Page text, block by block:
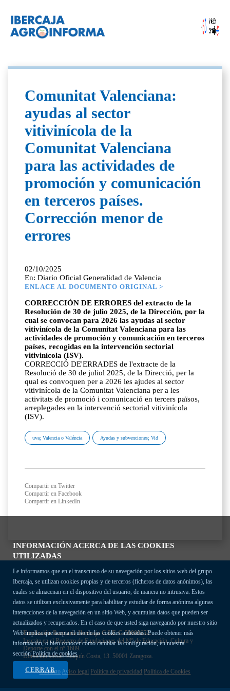
INFORMACIÓN ACERCA DE LAS COOKIES
UTILIZADAS
Le informamos que en el transcurso de su navegación por los sitios web del grupo
Ibercaja, se utilizan cookies propias y de terceros (ficheros de datos anónimos), las
cuales se almacenan en el dispositivo del usuario, de manera no intrusiva. Estos
datos se utilizan exclusivamente para habilitar y estudiar de forma anónima algunas
interacciones de la navegación en un sitio Web, y acumulan datos que pueden ser
actualizados y recuperados. En el caso de que usted siga navegando por nuestro sitio
Web implica que acepta el uso de las cookies indicadas. Puede obtener más
información, o bien conocer cómo cambiar la configuración, en nuestra
secciónPolítica de cookies
CERRAR
Comunitat Valenciana:
ayudas al sector
vitivinícola de la
Comunitat Valenciana
para las actividades de
promoción y comunicación
en terceros países.
Corrección menor de
errores
02/10/2025
En: Diario Oficial Generalidad de Valencia
ENLACE AL DOCUMENTO ORIGINAL >
CORRECCIÓN DE ERRORES del extracto de la
Resolución de 30 de julio 2025, de la Dirección, por la
cual se convocan para 2026 las ayudas al sector
vitivinícola de la Comunitat Valenciana para las
actividades de promoción y comunicación en terceros
países, recogidas en la intervención sectorial
vitivinícola (ISV).
CORRECCIÓ DE'ERRADES de l'extracte de la
Resolució de 30 de juliol 2025, de la Direcció, per la
qual es convoquen per a 2026 les ajudes al sector
vitivinícola de la Comunitat Valenciana per a les
activitats de promoció i comunicació en tercers països,
arreplegades en la intervenció sectorial vitivinícola
(ISV).
uva; Valencia o Valéncia Ayudas y subvenciones; Vid
Compartir en Twitter
Compartir en Facebook
Compartir en LinkedIn
Fundación Bancaria Ibercaja C.I.F. G-50000652.
Inscrita en el Registro de Fundaciones del Mº de Educación, Cultura y
Deporte con el nº 1689.
Domicilio social: Joaquín Costa, 13. 50001 Zaragoza.
ContactoAviso legal Política de privacidad Política de Cookies